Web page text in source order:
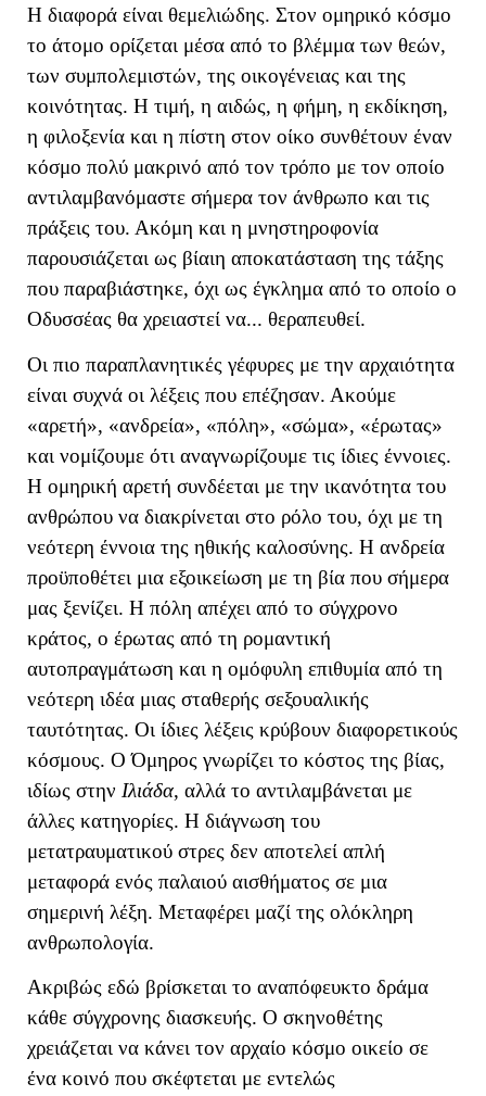
Η διαφορά είναι θεμελιώδης. Στον ομηρικό κόσμο
το άτομο ορίζεται μέσα από το βλέμμα των θεών,
των συμπολεμιστών, της οικογένειας και της
κοινότητας. Η τιμή, η αιδώς, η φήμη, η εκδίκηση,
η φιλοξενία και η πίστη στον οίκο συνθέτουν έναν
κόσμο πολύ μακρινό από τον τρόπο με τον οποίο
αντιλαμβανόμαστε σήμερα τον άνθρωπο και τις
πράξεις του. Ακόμη και η μνηστηροφονία
παρουσιάζεται ως βίαιη αποκατάσταση της τάξης
που παραβιάστηκε, όχι ως έγκλημα από το οποίο ο
Οδυσσέας θα χρειαστεί να... θεραπευθεί.
Οι πιο παραπλανητικές γέφυρες με την αρχαιότητα
είναι συχνά οι λέξεις που επέζησαν. Ακούμε
«αρετή», «ανδρεία», «πόλη», «σώμα», «έρωτας»
και νομίζουμε ότι αναγνωρίζουμε τις ίδιες έννοιες.
Η ομηρική αρετή συνδέεται με την ικανότητα του
ανθρώπου να διακρίνεται στο ρόλο του, όχι με τη
νεότερη έννοια της ηθικής καλοσύνης. Η ανδρεία
προϋποθέτει μια εξοικείωση με τη βία που σήμερα
μας ξενίζει. Η πόλη απέχει από το σύγχρονο
κράτος, ο έρωτας από τη ρομαντική
αυτοπραγμάτωση και η ομόφυλη επιθυμία από τη
νεότερη ιδέα μιας σταθερής σεξουαλικής
ταυτότητας. Οι ίδιες λέξεις κρύβουν διαφορετικούς
κόσμους. Ο Όμηρος γνωρίζει το κόστος της βίας,
ιδίως στην Ιλιάδα, αλλά το αντιλαμβάνεται με
άλλες κατηγορίες. Η διάγνωση του
μετατραυματικού στρες δεν αποτελεί απλή
μεταφορά ενός παλαιού αισθήματος σε μια
σημερινή λέξη. Μεταφέρει μαζί της ολόκληρη
ανθρωπολογία.
Ακριβώς εδώ βρίσκεται το αναπόφευκτο δράμα
κάθε σύγχρονης διασκευής. Ο σκηνοθέτης
χρειάζεται να κάνει τον αρχαίο κόσμο οικείο σε
ένα κοινό που σκέφτεται με εντελώς